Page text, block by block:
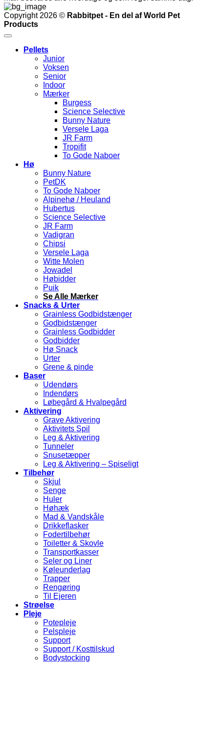
Copyright 2026 © Rabbitpet - En del af World Pet
Products
Pellets
Junior
Voksen
Senior
Indoor
Mærker
Burgess
Science Selective
Bunny Nature
Versele Laga
JR Farm
Tropifit
To Gode Naboer
Hø
Bunny Nature
PetDK
To Gode Naboer
Alpinehø / Heuland
Hubertus
Science Selective
JR Farm
Vadigran
Chipsi
Versele Laga
Witte Molen
Jowadel
Høbidder
Puik
Se Alle Mærker
Snacks & Urter
Grainless Godbidstænger
Godbidstænger
Grainless Godbidder
Godbidder
Hø Snack
Urter
Grene & pinde
Baser
Udendørs
Indendørs
Løbegård & Hvalpegård
Aktivering
Grave Aktivering
Aktivitets Spil
Leg & Aktivering
Tunneler
Snusetæpper
Leg & Aktivering – Spiseligt
Tilbehør
Skjul
Senge
Huler
Høhæk
Mad & Vandskåle
Drikkeflasker
Fodertilbehør
Toiletter & Skovle
Transportkasser
Seler og Liner
Køleunderlag
Trapper
Rengøring
Til Ejeren
Strøelse
Pleje
Potepleje
Pelspleje
Support
Support / Kosttilskud
Bodystocking